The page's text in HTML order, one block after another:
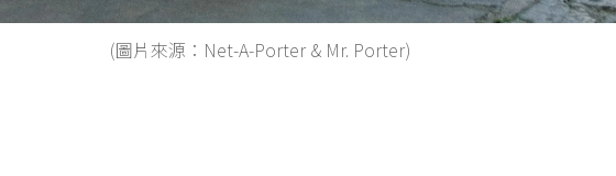
(圖片來源：Net-A-Porter & Mr. Porter)